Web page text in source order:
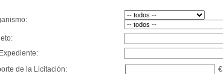
de la Licitación:
€